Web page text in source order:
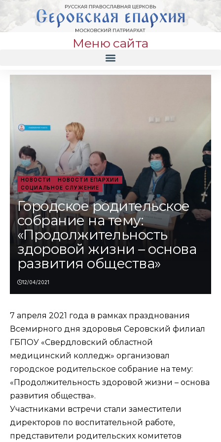
Меню сайта
НОВОСТИ
НОВОСТИ ЕПАРХИИ
СОЦИАЛЬНОЕ СЛУЖЕНИЕ
Городское родительское
собрание на тему:
«Продолжительность
здоровой жизни – основа
развития общества»
12/04/2021
7 апреля 2021 года в рамках празднования
Всемирного дня здоровья Серовский филиал
ГБПОУ «Свердловский областной
медицинский колледж» организовал
городское родительское собрание на тему:
«Продолжительность здоровой жизни – основа
развития общества».
Участниками встречи стали заместители
директоров по воспитательной работе,
представители родительских комитетов